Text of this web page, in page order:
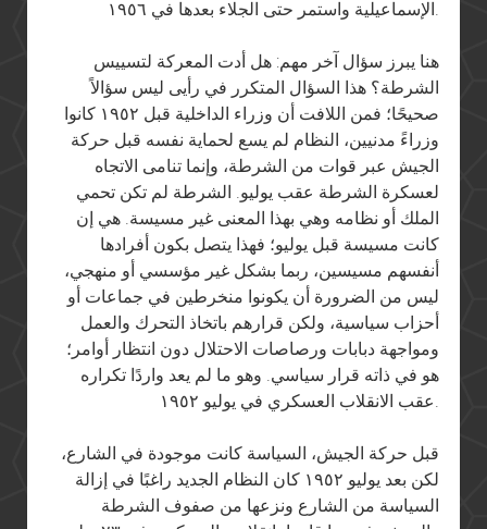
هنا يبرز سؤال آخر مهم: هل أدت المعركة لتسييس
الشرطة؟ هذا السؤال المتكرر في رأيى ليس سؤالاً
صحيحًا؛ فمن اللافت أن وزراء الداخلية قبل ١٩٥٢ كانوا
وزراءً مدنيين، النظام لم يسع لحماية نفسه قبل حركة
الجيش عبر قوات من الشرطة، وإنما تنامى الاتجاه
لعسكرة الشرطة عقب يوليو. الشرطة لم تكن تحمي
الملك أو نظامه وهي بهذا المعنى غير مسيسة. هي إن
كانت مسيسة قبل يوليو؛ فهذا يتصل بكون أفرادها
أنفسهم مسيسين، ربما بشكل غير مؤسسي أو منهجي،
ليس من الضرورة أن يكونوا منخرطين في جماعات أو
أحزاب سياسية، ولكن قرارهم باتخاذ التحرك والعمل
ومواجهة دبابات ورصاصات الاحتلال دون انتظار أوامر؛
هو في ذاته قرار سياسي. وهو ما لم يعد واردًا تكراره
قبل حركة الجيش، السياسة كانت موجودة في الشارع،
لكن بعد يوليو ١٩٥٢ كان النظام الجديد راغبًا في إزالة
السياسة من الشارع ونزعها من صفوف الشرطة